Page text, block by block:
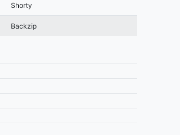
Shorty
Backzip